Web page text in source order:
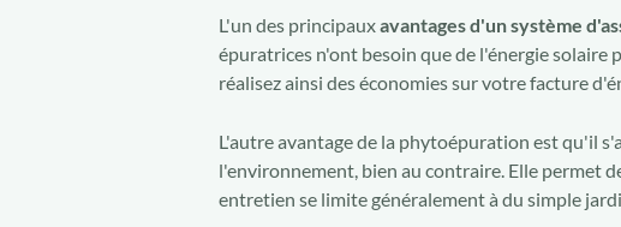
L'un des principauxavantages d'un système
épuratrices n'ont besoin que de l'énergie solaire
réalisez ainsi des économies sur votre facture
L'autre avantage de la phytoépuration est qu'il
l'environnement, bien au contraire. Elle permet
entretien se limite généralement à du simple